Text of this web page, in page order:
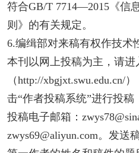
符合GB/T 7714—2015《信
则》的有关规定。
6.编缉部对来稿有权作技术
本刊以网上投稿为主，请
（http://xbgjxt.swu.edu.cn/
击“作者投稿系统”进行投稿
投稿电子邮箱：
zwys69@aliyun.com。发送